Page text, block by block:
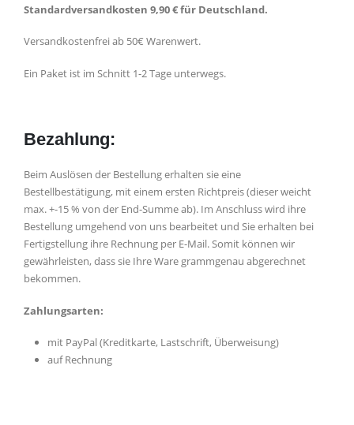
Standardversandkosten 9,90 € für Deutschland.
Versandkostenfrei ab 50€ Warenwert.
Ein Paket ist im Schnitt 1-2 Tage unterwegs.
Bezahlung:
Beim Auslösen der Bestellung erhalten sie eine
Bestellbestätigung, mit einem ersten Richtpreis (dieser weicht
max. +-15 % von der End-Summe ab). Im Anschluss wird ihre
Bestellung umgehend von uns bearbeitet und Sie erhalten bei
Fertigstellung ihre Rechnung per E-Mail. Somit können wir
gewährleisten, dass sie Ihre Ware grammgenau abgerechnet
bekommen.
Zahlungsarten:
mit PayPal (Kreditkarte, Lastschrift, Überweisung)
auf Rechnung